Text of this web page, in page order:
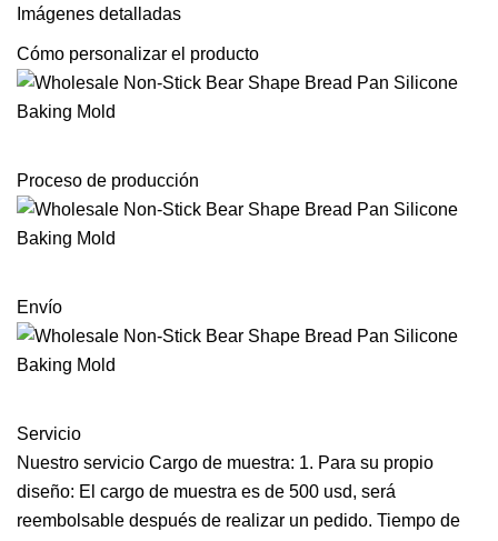
Imágenes detalladas
Cómo personalizar el producto
Proceso de producción
Envío
Servicio
Nuestro servicio Cargo de muestra: 1. Para su propio
diseño: El cargo de muestra es de 500 usd, será
reembolsable después de realizar un pedido. Tiempo de